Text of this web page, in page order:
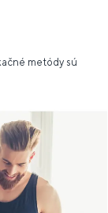
metódy sú